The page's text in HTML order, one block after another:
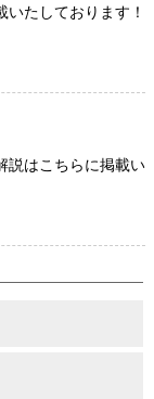
たしております！
説はこちらに掲載い